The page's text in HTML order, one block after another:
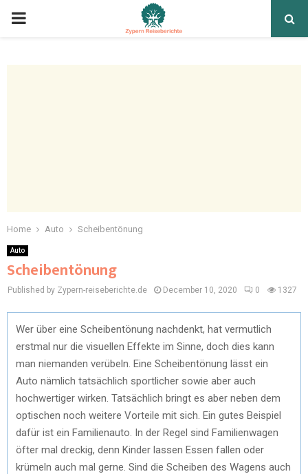
Home Auto Scheibentönung
Auto
Scheibentönung
Published by Zypern-reiseberichte.de December 10, 2020 0 1327
Wer über eine Scheibentönung nachdenkt, hat vermutlich
erstmal nur die visuellen Effekte im Sinne, doch dies kann
man niemanden verübeln. Eine Scheibentönung lässt ein
Auto nämlich tatsächlich sportlicher sowie aber auch
hochwertiger wirken. Tatsächlich bringt es aber neben dem
optischen noch weitere Vorteile mit sich. Ein gutes Beispiel
dafür ist ein Familienauto. In der Regel sind Familienwagen
öfter mal dreckig, denn Kinder lassen Essen fallen oder
krümeln auch mal gerne. Sind die Scheiben des Wagens auch